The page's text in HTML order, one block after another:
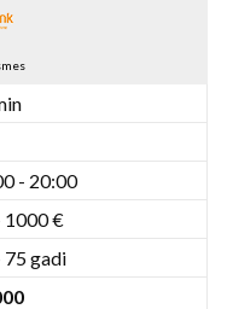
- 20:00
1000 €
75 gadi